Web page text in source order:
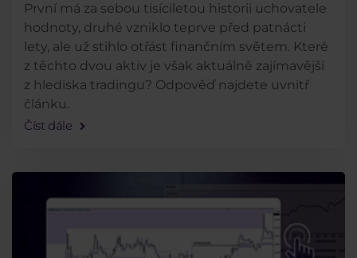
První má za sebou tisíciletou historii uchovatele
hodnoty, druhé vzniklo teprve před patnácti
lety, ale už stihlo otřást finančním světem. Které
z těchto dvou aktiv je však aktuálně zajímavější
z hlediska tradingu? Odpověď najdete uvnitř
článku.
Číst dále